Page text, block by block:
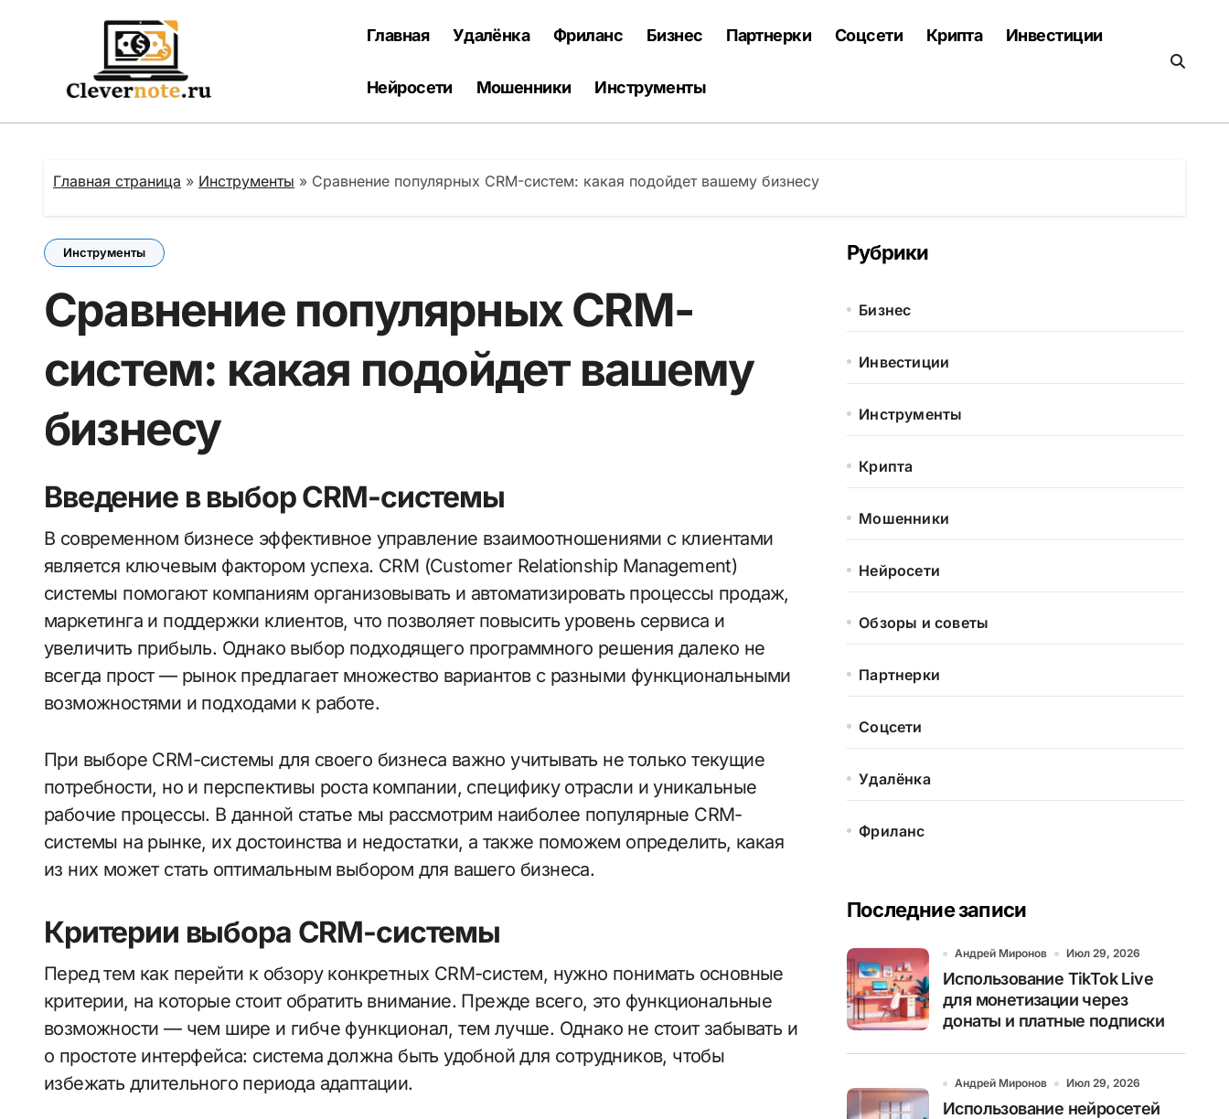
Главная Удалёнка Фриланс Бизнес Партнерки Соцсети Крипта Инвестиции
Нейросети Мошенники Инструменты
Главная страница » Инструменты » Сравнение популярных CRM-систем: какая подойдет вашему бизнесу
Инструменты
Сравнение популярных CRM-
систем: какая подойдет вашему
бизнесу
Введение в выбор CRM-системы
В современном бизнесе эффективное управление взаимоотношениями с клиентами
является ключевым фактором успеха. CRM (Customer Relationship Management)
системы помогают компаниям организовывать и автоматизировать процессы продаж,
маркетинга и поддержки клиентов, что позволяет повысить уровень сервиса и
увеличить прибыль. Однако выбор подходящего программного решения далеко не
всегда прост — рынок предлагает множество вариантов с разными функциональными
возможностями и подходами к работе.
При выборе CRM-системы для своего бизнеса важно учитывать не только текущие
потребности, но и перспективы роста компании, специфику отрасли и уникальные
рабочие процессы. В данной статье мы рассмотрим наиболее популярные CRM-
системы на рынке, их достоинства и недостатки, а также поможем определить, какая
из них может стать оптимальным выбором для вашего бизнеса.
Критерии выбора CRM-системы
Перед тем как перейти к обзору конкретных CRM-систем, нужно понимать основные
критерии, на которые стоит обратить внимание. Прежде всего, это функциональные
возможности — чем шире и гибче функционал, тем лучше. Однако не стоит забывать и
о простоте интерфейса: система должна быть удобной для сотрудников, чтобы
избежать длительного периода адаптации.
Рубрики
Бизнес
Инвестиции
Инструменты
Крипта
Мошенники
Нейросети
Обзоры и советы
Партнерки
Соцсети
Удалёнка
Фриланс
Последние записи
Андрей Миронов Июл 29, 2026
Использование TikTok Live
для монетизации через
донаты и платные подписки
Андрей Миронов Июл 29, 2026
Использование нейросетей